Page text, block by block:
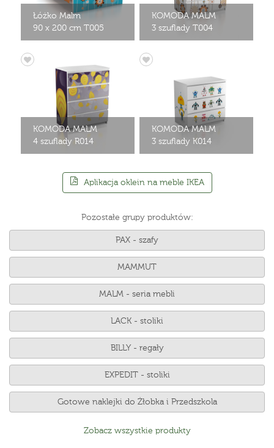
Łóżko Malm
90 x 200 cm T005
KOMODA MALM
3 szuflady T004
KOMODA MALM
4 szuflady R014
KOMODA MALM
3 szuflady K014
Aplikacja oklein na meble IKEA
Pozostałe grupy produktów:
PAX - szafy
MAMMUT
MALM - seria mebli
LACK - stoliki
BILLY - regały
EXPEDIT - stoliki
Gotowe naklejki do Żłobka i Przedszkola
Zobacz wszystkie produkty